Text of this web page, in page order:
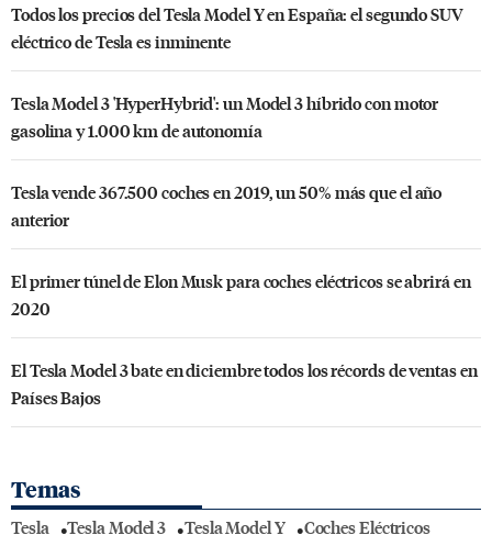
Todos los precios del Tesla Model Y en España: el segundo SUV
eléctrico de Tesla es inminente
Tesla Model 3 'HyperHybrid': un Model 3 híbrido con motor
gasolina y 1.000 km de autonomía
Tesla vende 367.500 coches en 2019, un 50% más que el año
anterior
El primer túnel de Elon Musk para coches eléctricos se abrirá en
2020
El Tesla Model 3 bate en diciembre todos los récords de ventas en
Países Bajos
Temas
Tesla Tesla Model 3 Tesla Model Y Coches Eléctricos